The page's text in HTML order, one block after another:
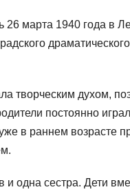
26 марта 1940 года в
творческим духом,
постоянно
в раннем возрасте
одна сестра. Дети